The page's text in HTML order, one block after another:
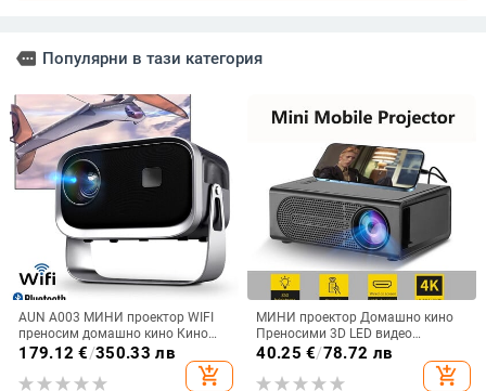
more Популярни в тази категория
AUN A003 МИНИ проектор WIFI
преносим домашно кино Кино
проектор Smart TV Sync Android
телефон LED проектори за 4k
филм
179.12 €/350.33 лв
add_shopping_cart
МИНИ проектор Домашно кино
Преносими 3D LED видео
проектори Игра Лазерен
проектор 4K 1080P Чрез HD порт
Smart TV BOX
40.25 €/78.72 лв
add_shopping_cart